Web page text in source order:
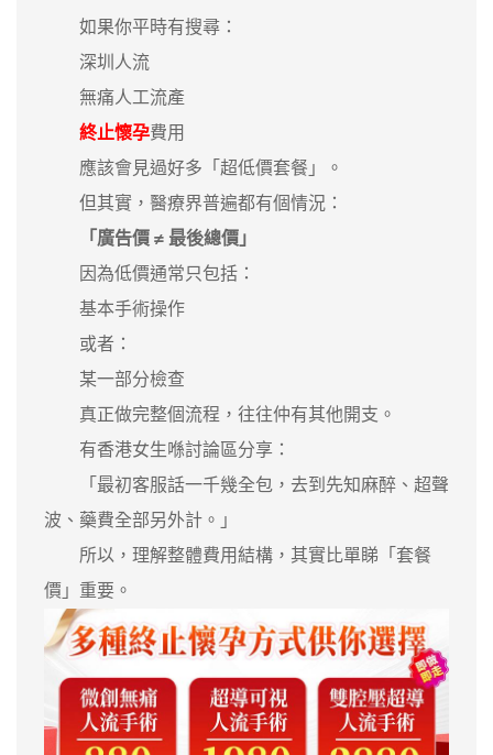
如果你平時有搜尋：
深圳人流
無痛人工流產
終止懷孕費用
應該會見過好多「超低價套餐」。
但其實，醫療界普遍都有個情況：
「廣告價 ≠ 最後總價」
因為低價通常只包括：
基本手術操作
或者：
某一部分檢查
真正做完整個流程，往往仲有其他開支。
有香港女生喺討論區分享：
「最初客服話一千幾全包，去到先知麻醉、超聲
波、藥費全部另外計。」
所以，理解整體費用結構，其實比單睇「套餐
價」重要。